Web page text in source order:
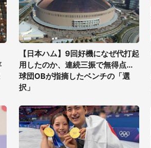
【日本ハム】9回好機になぜ代打起
用したのか、連続三振で無得点...
球団OBが指摘したベンチの「選
択」